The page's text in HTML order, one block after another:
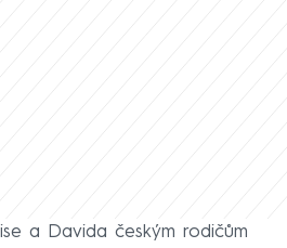
a Davida českým rodičům